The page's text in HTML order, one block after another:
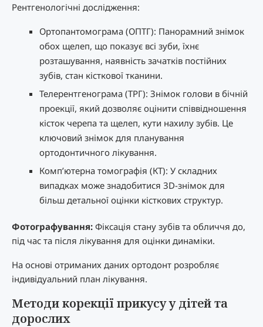
Рентгенологічні дослідження:
Ортопантомограма (ОПТГ): Панорамний знімок
обох щелеп, що показує всі зуби, їхнє
розташування, наявність зачатків постійних
зубів, стан кісткової тканини.
Телерентгенограма (ТРГ): Знімок голови в бічній
проекції, який дозволяє оцінити співвідношення
кісток черепа та щелеп, кути нахилу зубів. Це
ключовий знімок для планування
ортодонтичного лікування.
Комп’ютерна томографія (КТ): У складних
випадках може знадобитися 3D-знімок для
більш детальної оцінки кісткових структур.
Фотографування: Фіксація стану зубів та обличчя до,
під час та після лікування для оцінки динаміки.
На основі отриманих даних ортодонт розробляє
індивідуальний план лікування.
Методи корекції прикусу у дітей та
дорослих